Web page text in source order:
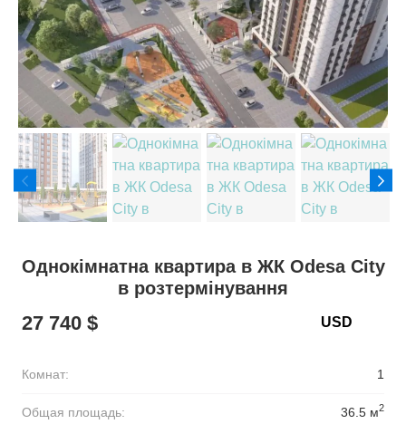
Однокімнатна квартира в ЖК Odesa City
в розтермінування
27 740 $
Комнат: 1
Общая площадь: 36.5 м2